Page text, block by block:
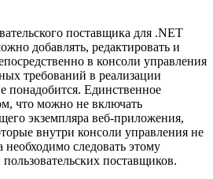
поставщика для .NET
добавлять, редактировать и
в консоли управления
требований в реализации
понадобится. Единственное
что можно не включать
экземпляра веб-приложения,
внутри консоли управления не
следовать этому
поставщиков.